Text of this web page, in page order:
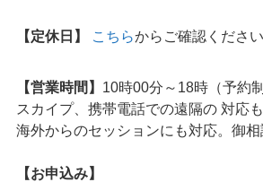
【定休日】 こちらからご確認ください
【営業時間】 10時00分～18時（予約制
スカイプ、携帯電話での遠隔の 対応も
海外からのセッションにも対応。御相
【お申込み】